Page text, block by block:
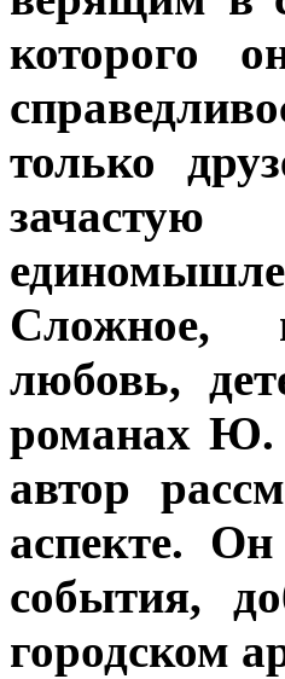
которого
только
Сложное,
любовь,
романах Ю.
автор
аспекте.
события,
городском